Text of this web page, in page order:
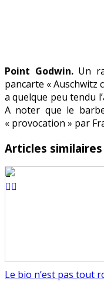
Point Godwin.Un
pancarte « Auschwitz
a quelque peu tendu
A noter que le
« provocation » par
Articles similaires
Le bio n’est pas tout